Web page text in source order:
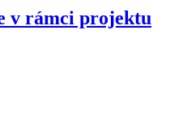
v rámci projektu